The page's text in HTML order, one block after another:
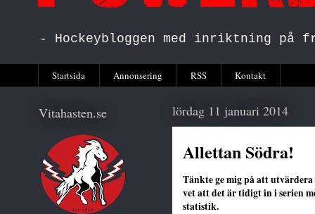
- Hockeybloggen med inriktning på
Startsida Annonsering RSS Kontakt
lördag 11 januari 2014
Allettan Södra!
Tänkte ge mig på att
vet att det är tidigt in i serien
statistik.
Vitahasten.se